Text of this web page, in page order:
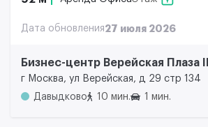
Дата обновления27 июля 2026
Бизнес-центр Верейская Плаза III
г Москва, ул Верейская, д 29 стр 134
Давыдково
10 мин. 1 мин.